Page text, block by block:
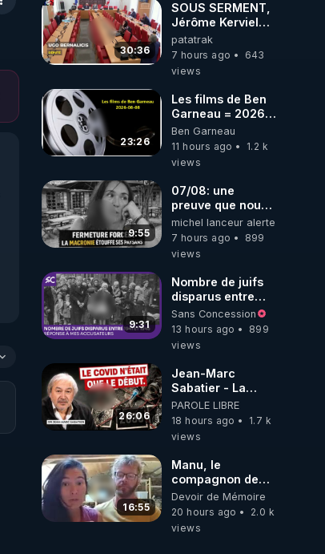
30:36
SOUS SERMENT,
Jérôme Kerviel
balance tout à
l'Assemblée !
patatrak
7 hours ago
643
views
23:26
Les films de Ben
Garneau = 2026-
08-08
Ben Garneau
11 hours ago
1.2 k
views
9:55
07/08: une
preuve que nous
somme passé en
absurdie une
dictature qui veut
opposant !
michel lanceur alerte
7 hours ago
899
views
9:31
Nombre de juifs
disparus entre
1941 et 1945
(Réponse à mes
accusateurs)
Sans Concession
13 hours ago
899
views
26:06
Jean-Marc
Sabatier - La
Covid-19 n'a été
que le début -
L'ARNm &
où auront-t-il ?
PAROLE LIBRE
18 hours ago
1.7 k
views
16:55
Manu, le
compagnon de
Kyria, raconte sa
garde à vue
musclée.
Devoir de Mémoire
20 hours ago
2.0 k
views